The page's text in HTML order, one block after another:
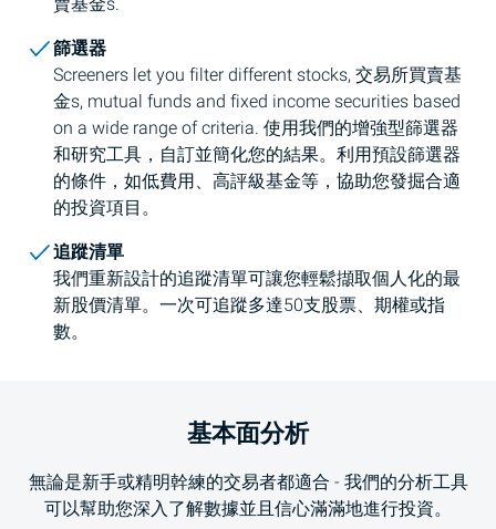
篩選器
Screeners let you filter different stocks,交易所買賣基
金s, mutual funds and fixed income securities based
on a wide range of criteria. 使用我們的增強型篩選器
和研究工具，自訂並簡化您的結果。利用預設篩選器
的條件，如低費用、高評級基金等，協助您發掘合適
的投資項目。
追蹤清單
我們重新設計的追蹤清單可讓您輕鬆擷取個人化的最
新股價清單。一次可追蹤多達50支股票、期權或指
數。
基本面分析
無論是新手或精明幹練的交易者都適合 - 我們的分析工具
可以幫助您深入了解數據並且信心滿滿地進行投資。